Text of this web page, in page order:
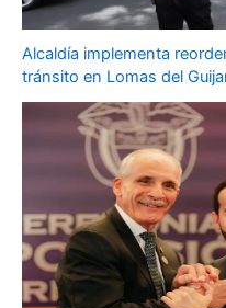
Alcaldía implementa
tránsito en Lomas del